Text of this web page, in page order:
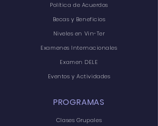
Política de Acuerdos
Becas y Beneficios
Niveles en Vin-Ter
Examenes Internacionales
Examen DELE
Eventos y Actividades
PROGRAMAS
Clases Grupales